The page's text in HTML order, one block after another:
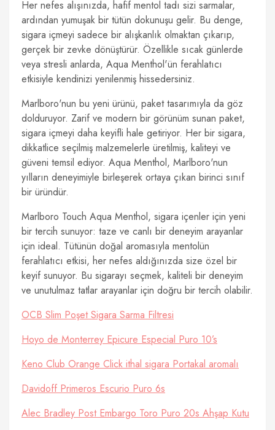
Her nefes alışınızda, hafif mentol tadı sizi sarmalar,
ardından yumuşak bir tütün dokunuşu gelir. Bu denge,
sigara içmeyi sadece bir alışkanlık olmaktan çıkarıp,
gerçek bir zevke dönüştürür. Özellikle sıcak günlerde
veya stresli anlarda, Aqua Menthol'ün ferahlatıcı
etkisiyle kendinizi yenilenmiş hissedersiniz.
Marlboro'nun bu yeni ürünü, paket tasarımıyla da göz
dolduruyor. Zarif ve modern bir görünüm sunan paket,
sigara içmeyi daha keyifli hale getiriyor. Her bir sigara,
dikkatlice seçilmiş malzemelerle üretilmiş, kaliteyi ve
güveni temsil ediyor. Aqua Menthol, Marlboro'nun
yılların deneyimiyle birleşerek ortaya çıkan birinci sınıf
bir üründür.
Marlboro Touch Aqua Menthol, sigara içenler için yeni
bir tercih sunuyor: taze ve canlı bir deneyim arayanlar
için ideal. Tütünün doğal aromasıyla mentolün
ferahlatıcı etkisi, her nefes aldığınızda size özel bir
keyif sunuyor. Bu sigarayı seçmek, kaliteli bir deneyim
ve unutulmaz tatlar arayanlar için doğru bir tercih olabilir.
OCB Slim Poşet Sigara Sarma Filtresi
Hoyo de Monterrey Epicure Especial Puro 10’s
Keno Club Orange Click ithal sigara Portakal aromalı
Davidoff Primeros Escurio Puro 6s
Alec Bradley Post Embargo Toro Puro 20s Ahşap Kutu